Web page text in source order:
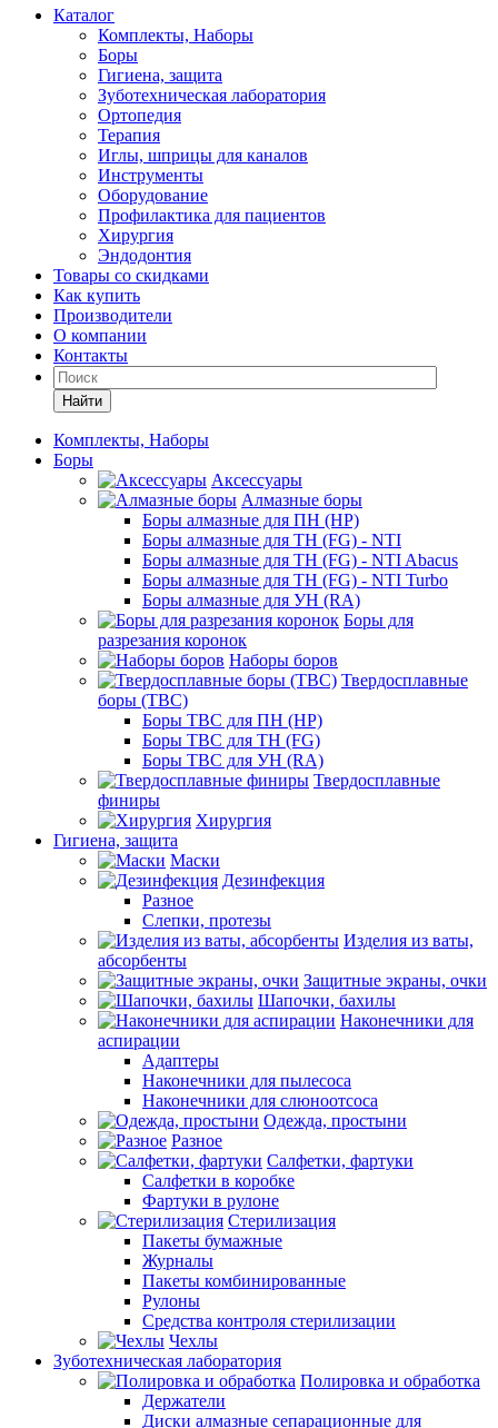
Каталог
Комплекты, Наборы
Боры
Гигиена, защита
Зуботехническая лаборатория
Ортопедия
Терапия
Иглы, шприцы для каналов
Инструменты
Оборудование
Профилактика для пациентов
Хирургия
Эндодонтия
Товары со скидками
Как купить
Производители
О компании
Контакты
Найти
Комплекты, Наборы
Боры
Аксессуары
Алмазные боры
Боры алмазные для ПН (HP)
Боры алмазные для ТН (FG) - NTI
Боры алмазные для ТН (FG) - NTI Abacus
Боры алмазные для ТН (FG) - NTI Turbo
Боры алмазные для УН (RA)
Боры для
разрезания коронок
Наборы боров
Твердосплавные
боры (ТВС)
Боры ТВС для ПН (HP)
Боры ТВС для ТН (FG)
Боры ТВС для УН (RA)
Твердосплавные
финиры
Хирургия
Гигиена, защита
Маски
Дезинфекция
Разное
Слепки, протезы
Изделия из ваты,
абсорбенты
Защитные экраны, очки
Шапочки, бахилы
Наконечники для
аспирации
Адаптеры
Наконечники для пылесоса
Наконечники для слюноотсоса
Одежда, простыни
Разное
Салфетки, фартуки
Салфетки в коробке
Фартуки в рулоне
Стерилизация
Пакеты бумажные
Журналы
Пакеты комбинированные
Рулоны
Средства контроля стерилизации
Чехлы
Зуботехническая лаборатория
Полировка и обработка
Держатели
Диски алмазные сепарационные для